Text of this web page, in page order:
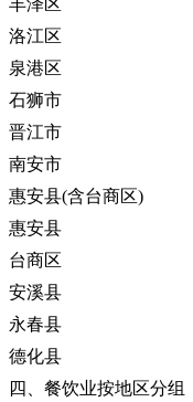
丰泽区
洛江区
泉港区
石狮市
晋江市
南安市
惠安县(含台商区)
惠安县
台商区
安溪县
永春县
德化县
四、餐饮业按地区分组